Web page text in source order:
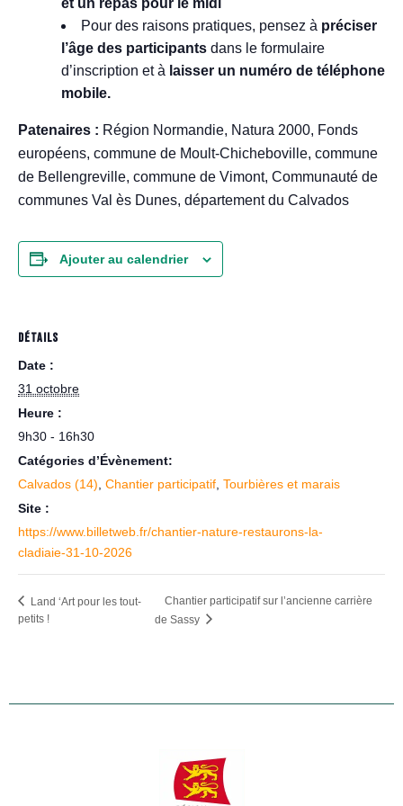
et un repas pour le midi
Pour des raisons pratiques, pensez à préciser
l’âge des participants dans le formulaire
d’inscription et à laisser un numéro de téléphone
mobile.
Patenaires : Région Normandie, Natura 2000, Fonds
européens, commune de Moult-Chicheboville, commune
de Bellengreville, commune de Vimont, Communauté de
communes Val ès Dunes, département du Calvados
Ajouter au calendrier
DÉTAILS
Date :
31 octobre
Heure :
9h30 - 16h30
Catégories d’Évènement:
Calvados (14) Chantier participatif Tourbières et marais
Site :
https://www.billetweb.fr/chantier-nature-restaurons-la-
cladiaie-31-10-2026
Land ‘Art pour les tout-
petits !
Chantier participatif sur l’ancienne carrière
de Sassy